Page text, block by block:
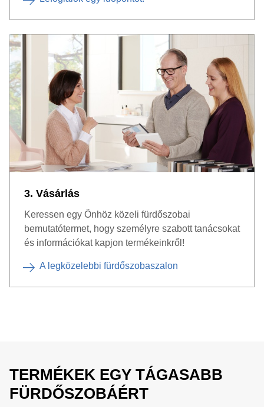
3. Vásárlás
Keressen egy Önhöz közeli fürdőszobai
bemutatótermet, hogy személyre szabott tanácsokat
és információkat kapjon termékeinkről!
A legközelebbi fürdőszobaszalon
TERMÉKEK EGY TÁGASABB
FÜRDŐSZOBÁÉRT